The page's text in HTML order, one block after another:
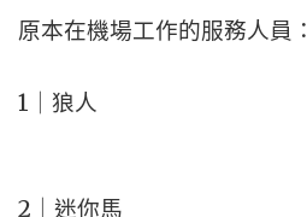
原本在機場工作的服務人員：
1｜狼人
2｜迷你馬